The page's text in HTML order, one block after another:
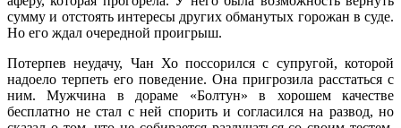
сумму и отстоять интересы других обманутых горожан в суде.
Но его ждал очередной проигрыш.
Потерпев неудачу, Чан Хо поссорился с супругой, которой
надоело терпеть его поведение. Она пригрозила расстаться с
ним. Мужчина в дораме «Болтун» в хорошем качестве
бесплатно не стал с ней спорить и согласился на развод, но